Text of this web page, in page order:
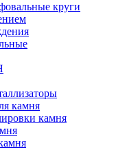
круги
камня
камня